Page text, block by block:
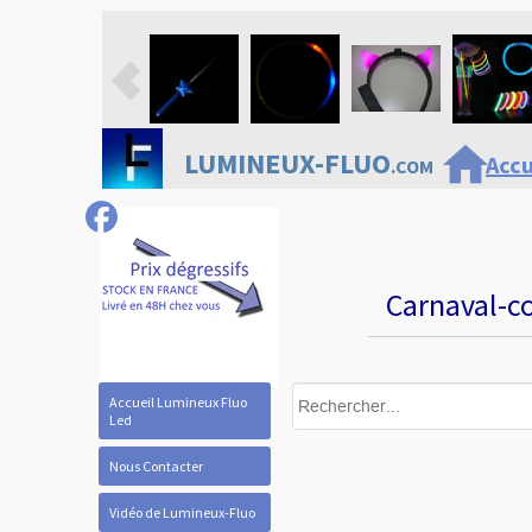
Accueil Lumineux Fluo
Led
Nous Contacter
Vidéo de Lumineux-Fluo
LUMINEUX-FLUO.COMhome
Carnaval-